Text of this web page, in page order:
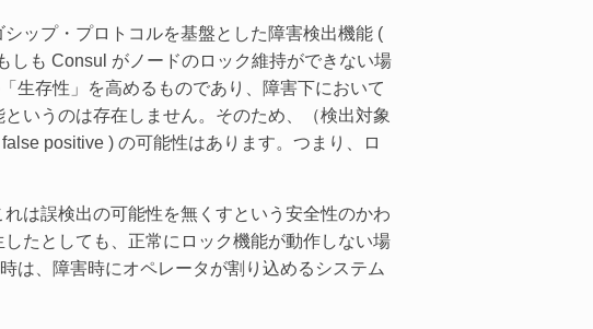
ップ・プロトコルを基盤とした障害検出機能 (
しも Consul がノードのロック維持ができない場
生存性」を高めるものであり、障害下において
いうのは存在しません。そのため、（検出対象
positive ) の可能性はあります。つまり、ロ
は誤検出の可能性を無くすという安全性のかわ
たとしても、正常にロック機能が動作しない場
は、障害時にオペレータが割り込めるシステム